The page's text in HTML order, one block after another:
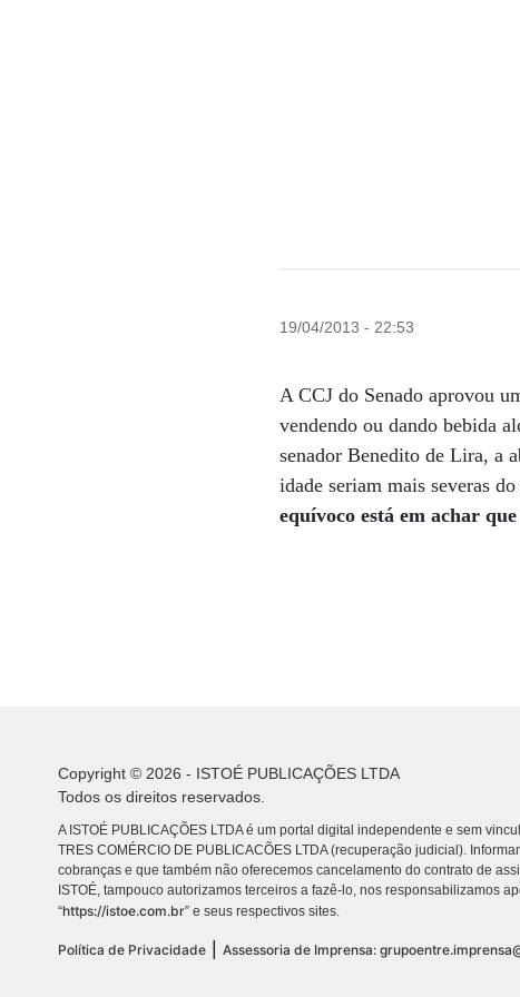
19/04/2013 - 22:53
A CCJ do Senado aprovou
vendendo ou dando bebida
senador Benedito de Lira, a
idade seriam mais severas
equívoco está em achar
Copyright © 2026 - ISTOÉ PUBLICAÇÕES LTDA
Todos os direitos reservados.
A ISTOÉ PUBLICAÇÕES LTDA é um portal digital independente e sem
TRES COMÉRCIO DE PUBLICACÕES LTDA (recuperação judicial).
cobranças e que também não oferecemos cancelamento do contrato de
ISTOÉ, tampouco autorizamos terceiros a fazê-lo, nos responsabilizamos
“https://istoe.com.br” e seus respectivos sites.
Política de Privacidade Assessoria de Imprensa: